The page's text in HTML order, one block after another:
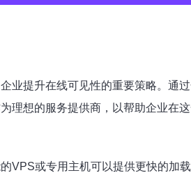
业提升在线可见性的重要策略。通
理想的服务提供商，以帮助企业在这
VPS或专用主机可以提供更快的